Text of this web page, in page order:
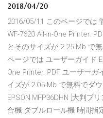
2018/04/20
2016/05/11 このページでは
WF-7620 All-in-One Printer.
とそのサイズが 2.25 Mb で
ページでは ユーザーガイド
One Printer. PDF ユーザー
イズが 2.05 Mb で無料でダ
EPSON MFP36DHN [大判プ
合機 ダブルロール機 時間指